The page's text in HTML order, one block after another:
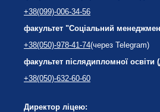
+38(099)-006-34-56
факультет "Соціальний
+38(050)-978-41-74(через Telegram)
факультет післядипломної освіти
+38(050)-632-60-60
Директор ліцею: